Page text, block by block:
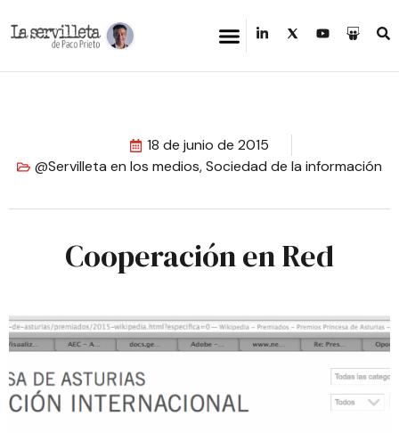
18 de junio de 2015
@Servilleta en los medios,Sociedad de la información
Cooperación en Red